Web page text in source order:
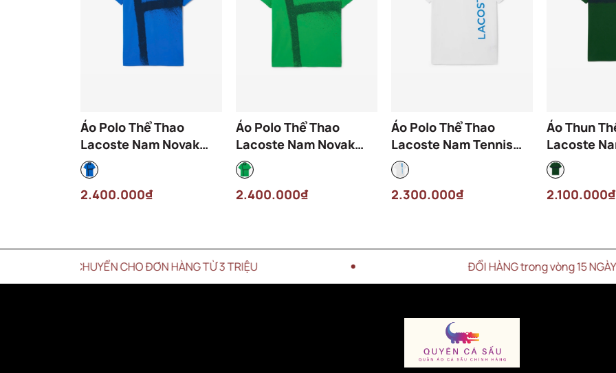
Áo Polo Thể Thao
Lacoste Nam Novak
Djokovic DH8971-00-
3D3 Màu Xanh Dương
2.400.000₫
Áo Polo Thể Thao
Lacoste Nam Novak
Djokovic DH8971-00-
SIW Màu Xanh Lá
2.400.000₫
Áo Polo Thể Thao
Lacoste Nam Tennis
DH8940-00-GI6 Màu
Trắng
2.300.000₫
Áo Thun
Lacoste
Djokovic
381 Màu
2.100.000₫
CHUYỂN CHO ĐƠN HÀNG TỪ 3 TRIỆU ĐỔI HÀNG trong vòng 15 NGÀY